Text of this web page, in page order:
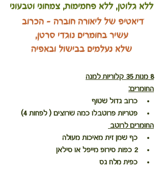
ללא גלוטן, ללא פחמימות, צמחוני וטבעוני
דיאטיפ של ליאורה חוברה - הכרוב
עשיר בחומרים נוגדי סרטן,
שלא נעלמים בבישול ובאפיה
8 מנות 35 קלוריות למנה
החומרים:
כרוב גדול שטוף
פטריות פרוטבלו כמה שרוצים ( לפחות 4)
החומרים לרוטב
כף שמן זית מאיכות מעולה
2 כפות סירופ מייפל או סילאן
כפית מלח גס